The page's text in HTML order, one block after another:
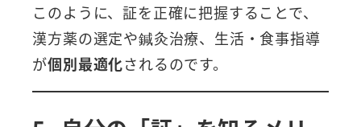
このように、証を正確に把握することで、
漢方薬の選定や鍼灸治療、生活・食事指導
が個別最適化されるのです。